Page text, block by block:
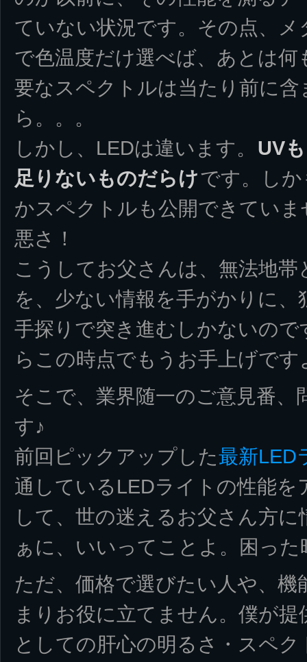
ていない状況です。その点、
で色温度だけ選べば、あとは
要なスペクトルは当たり前に
ら。。。
しかし、LEDは違います。 UV
足りないものだらけです。し
かスペクトルも公開できてい
悪さ！
こうしてお父さんは、無法地
を、少ない情報を手がかりに
手探りで突き進むしかないの
らこの時点でもうお手上げです
そこで、業界随一のご意見番、
す♪
前回ピックアップした最新LED
通しているLEDライトの性能
して、世の迷えるお父さん方
ぁに、いいってことよ。困っ
ただ、価格で選びたい人や、
まりお役に立てません。僕が
としての肝心の明るさ・スペ